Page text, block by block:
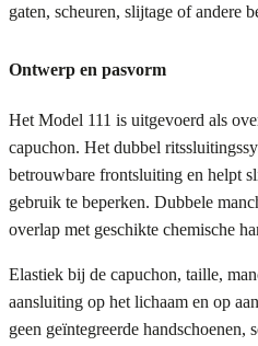
gaten, scheuren, slijtage of andere
Ontwerp en pasvorm
Het Model 111 is uitgevoerd als
capuchon. Het dubbel
betrouwbare frontsluiting en helpt
gebruik te beperken. Dubbele
overlap met geschikte chemische
Elastiek bij de capuchon, taille,
aansluiting op het lichaam en op
geen geïntegreerde handschoenen,